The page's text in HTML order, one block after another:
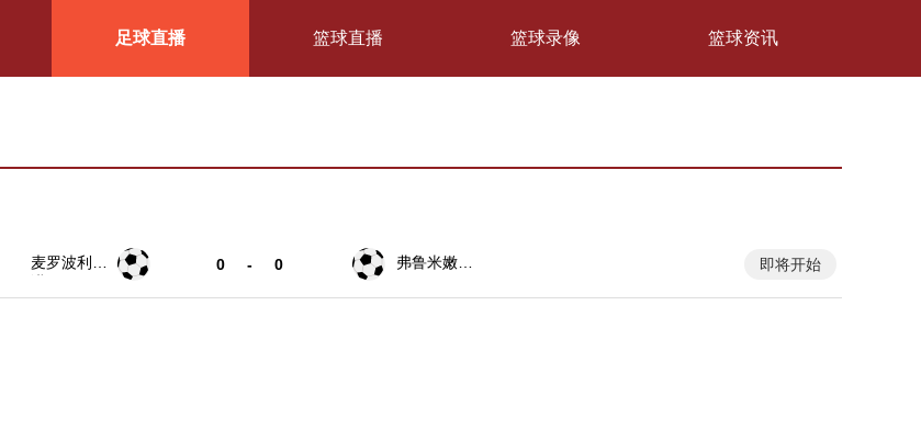
足球直播 篮球直播 篮球录像 篮球资讯
麦罗波利塔
0 - 0
弗鲁米嫩塞
即将开始